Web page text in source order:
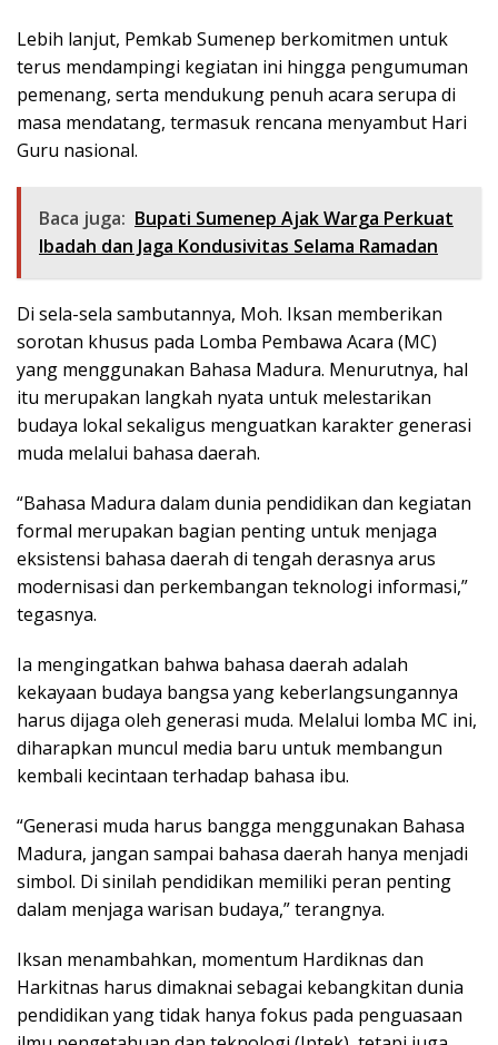
Lebih lanjut, Pemkab Sumenep berkomitmen untuk
terus mendampingi kegiatan ini hingga pengumuman
pemenang, serta mendukung penuh acara serupa di
masa mendatang, termasuk rencana menyambut Hari
Guru nasional.
Baca juga: Bupati Sumenep Ajak Warga Perkuat
Ibadah dan Jaga Kondusivitas Selama Ramadan
Di sela-sela sambutannya, Moh. Iksan memberikan
sorotan khusus pada Lomba Pembawa Acara (MC)
yang menggunakan Bahasa Madura. Menurutnya, hal
itu merupakan langkah nyata untuk melestarikan
budaya lokal sekaligus menguatkan karakter generasi
muda melalui bahasa daerah.
“Bahasa Madura dalam dunia pendidikan dan kegiatan
formal merupakan bagian penting untuk menjaga
eksistensi bahasa daerah di tengah derasnya arus
modernisasi dan perkembangan teknologi informasi,”
tegasnya.
Ia mengingatkan bahwa bahasa daerah adalah
kekayaan budaya bangsa yang keberlangsungannya
harus dijaga oleh generasi muda. Melalui lomba MC ini,
diharapkan muncul media baru untuk membangun
kembali kecintaan terhadap bahasa ibu.
“Generasi muda harus bangga menggunakan Bahasa
Madura, jangan sampai bahasa daerah hanya menjadi
simbol. Di sinilah pendidikan memiliki peran penting
dalam menjaga warisan budaya,” terangnya.
Iksan menambahkan, momentum Hardiknas dan
Harkitnas harus dimaknai sebagai kebangkitan dunia
pendidikan yang tidak hanya fokus pada penguasaan